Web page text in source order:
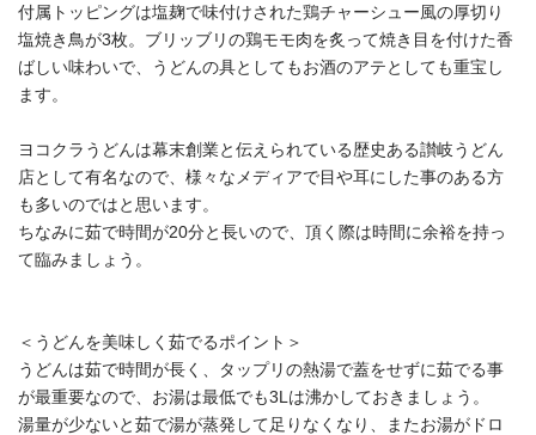
付属トッピングは塩麹で味付けされた鶏チャーシュー風の厚切り
塩焼き鳥が3枚。ブリッブリの鶏モモ肉を炙って焼き目を付けた香
ばしい味わいで、うどんの具としてもお酒のアテとしても重宝し
ます。
ヨコクラうどんは幕末創業と伝えられている歴史ある讃岐うどん
店として有名なので、様々なメディアで目や耳にした事のある方
も多いのではと思います。
ちなみに茹で時間が20分と長いので、頂く際は時間に余裕を持っ
て臨みましょう。
＜うどんを美味しく茹でるポイント＞
うどんは茹で時間が長く、タップリの熱湯で蓋をせずに茹でる事
が最重要なので、お湯は最低でも3Lは沸かしておきましょう。
湯量が少ないと茹で湯が蒸発して足りなくなり、またお湯がドロ